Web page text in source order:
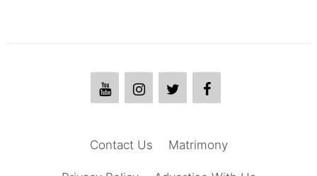
Matrimony
Contact Us